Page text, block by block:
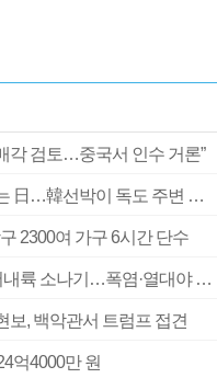
각 검토…중국서 인수 거론”
[속보] 여전히 ‘독도는 우리땅’ 외치는 日…韓선박이 독도 주변 해양조사 활동하자 반발
2300여 가구 6시간 단수
부산 울산 경남 구름 많고 경남 북서내륙 소나기…폭염·열대야 계속
보, 백악관서 트럼프 접견
억4000만 원